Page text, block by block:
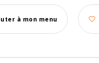
à mon menu